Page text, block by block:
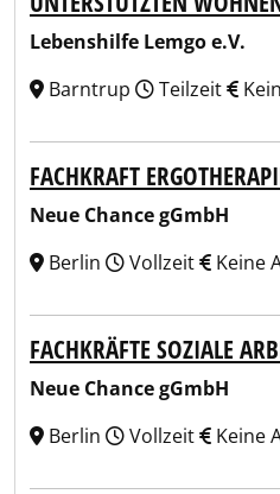
Lebenshilfe Lemgo e.V.
Barntrup
Teilzeit
FACHKRAFT
Neue Chance gGmbH
Berlin
Vollzeit Keine
FACHKRÄFTE SOZIALE
Neue Chance gGmbH
Berlin
Vollzeit Keine